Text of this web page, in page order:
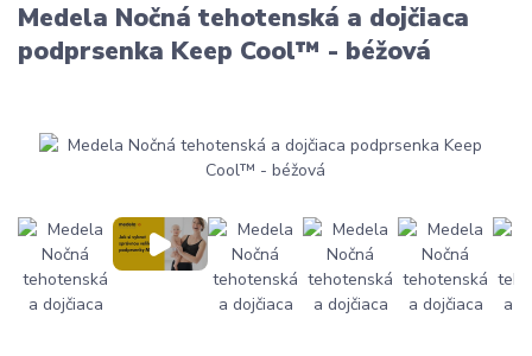
Medela Nočná tehotenská a dojčiaca
podprsenka Keep Cool™ - béžová